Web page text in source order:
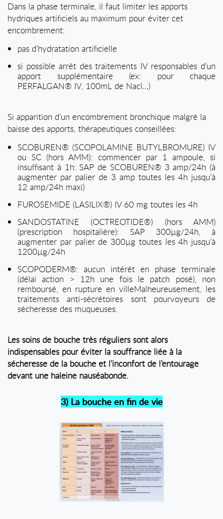
Dans la phase terminale, il faut limiter les apports
hydriques artificiels au maximum pour éviter cet
encombrement:
pas d’hydratation artificielle
si possible arrêt des traitements IV responsables d’un
apport supplémentaire (ex: pour chaque
PERFALGAN® IV, 100mL de Nacl…)
Si apparition d’un encombrement bronchique malgré la
baisse des apports, thérapeutiques conseillées:
SCOBUREN® (SCOPOLAMINE BUTYLBROMURE) IV
ou SC (hors AMM): commencer par 1 ampoule, si
insuffisant à 1h: SAP de SCOBUREN® 3 amp/24h (à
augmenter par palier de 3 amp toutes les 4h jusqu’à
12 amp/24h maxi)
FUROSEMIDE (LASILIX®) IV 60 mg toutes les 4h
SANDOSTATINE (OCTREOTIDE®) (hors AMM)
(prescription hospitalière): SAP 300µg/24h, à
augmenter par palier de 300µg toutes les 4h jusqu’à
1200µg/24h
SCOPODERM®: aucun intérêt en phase terminale
(délai action > 12h une fois le patch posé), non
remboursé, en rupture en villeMalheureusement, les
traitements anti-sécrétoires sont pourvoyeurs de
sécheresse des muqueuses.
Les soins de bouche très réguliers sont alors
indispensables pour éviter la souffrance liée à la
sécheresse de la bouche et l’inconfort de l’entourage
devant une haleine nauséabonde.
3) La bouche en fin de vie